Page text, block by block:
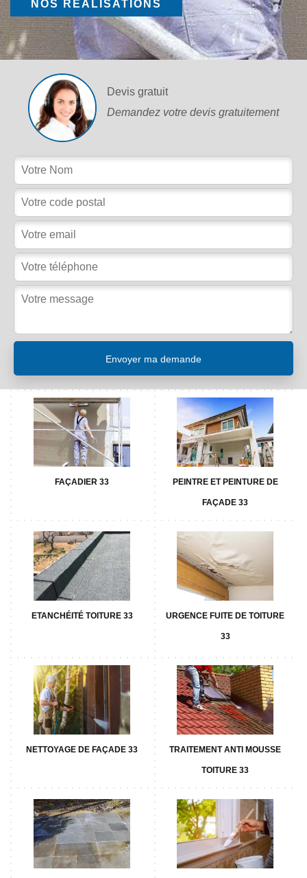
NOS RÉALISATIONS
Devis gratuit
Demandez votre devis gratuitement
FAÇADIER 33 PEINTRE ET PEINTURE DE
FAÇADE 33
ETANCHÉITÉ TOITURE 33 URGENCE FUITE DE TOITURE
33
NETTOYAGE DE FAÇADE 33 TRAITEMENT ANTI MOUSSE
TOITURE 33